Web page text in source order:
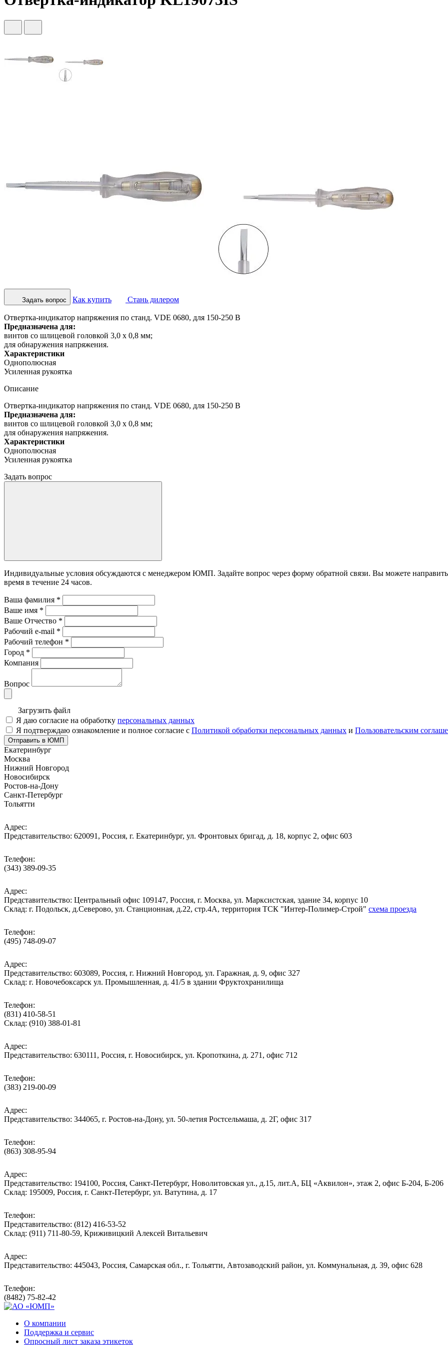
Задать вопрос Как купить Стань дилером
Отвертка-индикатор напряжения по станд. VDE 0680, для 150-250 В
Предназначена для:
винтов со шлицевой головкой 3,0 x 0,8 мм;
для обнаружения напряжения.
Характеристики
Однополюсная
Усиленная рукоятка
Описание
Отвертка-индикатор напряжения по станд. VDE 0680, для 150-250 В
Предназначена для:
винтов со шлицевой головкой 3,0 x 0,8 мм;
для обнаружения напряжения.
Характеристики
Однополюсная
Усиленная рукоятка
Задать вопрос
Индивидуальные условия обсуждаются с менеджером ЮМП. Задайте вопрос через форму обратной связи. Вы можете
время в течение 24 часов.
Ваша фамилия *
Ваше имя *
Ваше Отчество *
Рабочий e-mail *
Рабочий телефон *
Город *
Компания
Вопрос
Загрузить файл
Я даю согласие на обработку персональных данных
Я подтверждаю ознакомление и полное согласие с Политикой обработки персональных данных и Пользовательским
Отправить в ЮМП
Екатеринбург
Москва
Нижний Новгород
Новосибирск
Ростов-на-Дону
Санкт-Петербург
Тольятти
Адрес:
Представительство: 620091, Россия, г. Екатеринбург, ул. Фронтовых бригад, д. 18, корпус 2, офис 603
Телефон:
(343) 389-09-35
Адрес:
Представительство: Центральный офис 109147, Россия, г. Москва, ул. Марксистская, здание 34, корпус 10
Cклад: г. Подольск, д.Северово, ул. Станционная, д.22, стр.4А, территория ТСК "Интер-Полимер-Строй" схема проезда
Телефон:
(495) 748-09-07
Адрес:
Представительство: 603089, Россия, г. Нижний Новгород, ул. Гаражная, д. 9, офис 327
Склад: г. Новочебоксарск ул. Промышленная, д. 41/5 в здании Фруктохранилища
Телефон:
(831) 410-58-51
Склад: (910) 388-01-81
Адрес:
Представительство: 630111, Россия, г. Новосибирск, ул. Кропоткина, д. 271, офис 712
Телефон:
(383) 219-00-09
Адрес:
Представительство: 344065, г. Ростов-на-Дону, ул. 50-летия Ростсельмаша, д. 2Г, офис 317
Телефон:
(863) 308-95-94
Адрес:
Представительство: 194100, Россия, Санкт-Петербург, Новолитовская ул., д.15, лит.А, БЦ «Аквилон», этаж 2, офис Б-204, Б-206
Склад: 195009, Россия, г. Санкт-Петербург, ул. Ватутина, д. 17
Телефон:
Представительство: (812) 416-53-52
Склад: (911) 711-80-59, Криживицкий Алексей Витальевич
Адрес:
Представительство: 445043, Россия, Самарская обл., г. Тольятти, Автозаводский район, ул. Коммунальная, д. 39, офис 628
Телефон:
(8482) 75-82-42
О компании
Поддержка и сервис
Опросный лист заказа этикеток